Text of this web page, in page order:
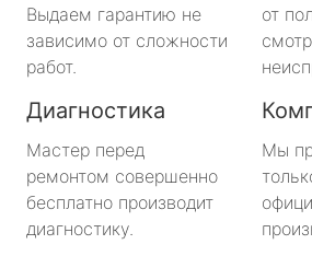
Выдаем гарантию не
зависимо от сложности
работ.
от
Диагностика
Мастер перед
ремонтом совершенно
бесплатно производит
диагностику.
Мы